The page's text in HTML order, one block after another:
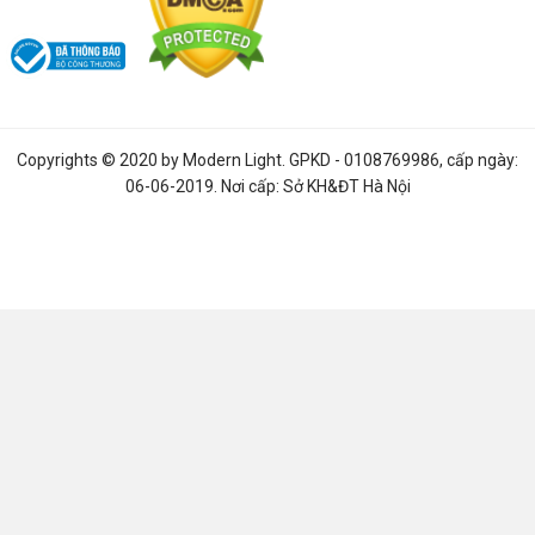
Đèn led ốp trần nổi- 4 Điều cần lưu ý để chọn được mẫu
đèn phù hợp
Cấu tạo của đèn downlight gắn nổi ốp trần cực chi tiết
SO SÁNH ĐÈN LED ỐP TRẦN
Copyrights © 2020 by Modern Light . GPKD - 0108769986, cấp ngày:
06-06-2019. Nơi cấp: Sở KH&ĐT Hà Nội